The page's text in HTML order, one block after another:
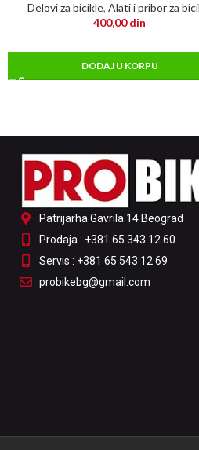
Delovi za bicikle, Alati i pribor za
400,00din
DODAJ U KORPU
Patrijarha Gavrila 14 Beograd
Prodaja : +381 65 343 12 60
Servis : +381 65 543 12 69
probikebg@gmail.com